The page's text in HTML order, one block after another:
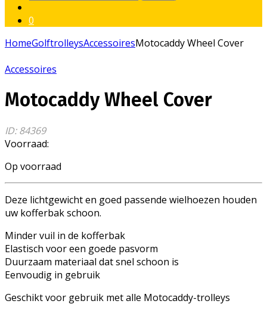
0
HomeGolftrolleysAccessoiresMotocaddy Wheel Cover
Accessoires
Motocaddy Wheel Cover
ID: 84369
Voorraad:
Op voorraad
Deze lichtgewicht en goed passende wielhoezen houden
uw kofferbak schoon.
Minder vuil in de kofferbak
Elastisch voor een goede pasvorm
Duurzaam materiaal dat snel schoon is
Eenvoudig in gebruik
Geschikt voor gebruik met alle Motocaddy-trolleys